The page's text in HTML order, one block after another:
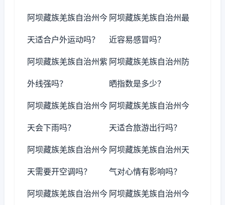
阿坝藏族羌族自治州今
天适合户外运动吗？
阿坝藏族羌族自治州最
近容易感冒吗？
阿坝藏族羌族自治州紫
外线强吗？
阿坝藏族羌族自治州防
晒指数是多少？
阿坝藏族羌族自治州今
天会下雨吗？
阿坝藏族羌族自治州今
天适合旅游出行吗？
阿坝藏族羌族自治州今
天需要开空调吗？
阿坝藏族羌族自治州天
气对心情有影响吗？
阿坝藏族羌族自治州今 阿坝藏族羌族自治州今